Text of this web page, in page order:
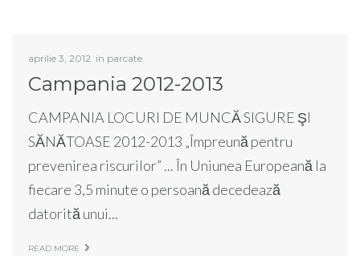
aprilie 3, 2012 in parcate
Campania 2012-2013
CAMPANIA LOCURI DE MUNCĂ SIGURE ŞI
SĂNĂTOASE 2012-2013 „Împreună pentru
prevenirea riscurilor” ... În Uniunea Europeană la
fiecare 3,5 minute o persoană decedează
datorită unui...
READ MORE